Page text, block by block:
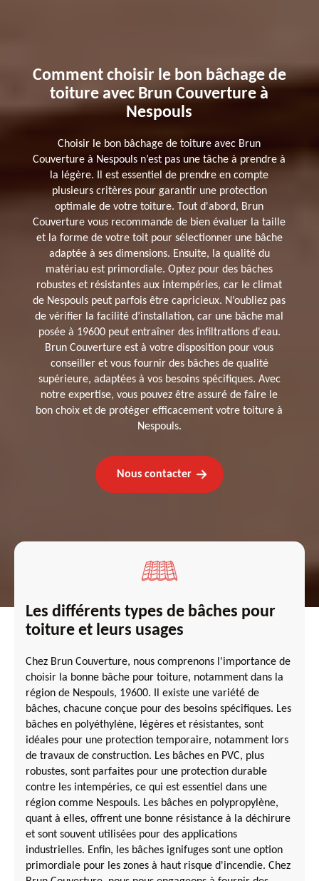
Comment choisir le bon bâchage de
toiture avec Brun Couverture à
Nespouls
Choisir le bon bâchage de toiture avec Brun
Couverture à Nespouls n’est pas une tâche à prendre à
la légère. Il est essentiel de prendre en compte
plusieurs critères pour garantir une protection
optimale de votre toiture. Tout d'abord, Brun
Couverture vous recommande de bien évaluer la taille
et la forme de votre toit pour sélectionner une bâche
adaptée à ses dimensions. Ensuite, la qualité du
matériau est primordiale. Optez pour des bâches
robustes et résistantes aux intempéries, car le climat
de Nespouls peut parfois être capricieux. N’oubliez pas
de vérifier la facilité d’installation, car une bâche mal
posée à 19600 peut entraîner des infiltrations d'eau.
Brun Couverture est à votre disposition pour vous
conseiller et vous fournir des bâches de qualité
supérieure, adaptées à vos besoins spécifiques. Avec
notre expertise, vous pouvez être assuré de faire le
bon choix et de protéger efficacement votre toiture à
Nespouls.
Nous contacter
Les différents types de bâches pour
toiture et leurs usages
Chez Brun Couverture, nous comprenons l'importance de
choisir la bonne bâche pour toiture, notamment dans la
région de Nespouls, 19600. Il existe une variété de
bâches, chacune conçue pour des besoins spécifiques. Les
bâches en polyéthylène, légères et résistantes, sont
idéales pour une protection temporaire, notamment lors
de travaux de construction. Les bâches en PVC, plus
robustes, sont parfaites pour une protection durable
contre les intempéries, ce qui est essentiel dans une
région comme Nespouls. Les bâches en polypropylène,
quant à elles, offrent une bonne résistance à la déchirure
et sont souvent utilisées pour des applications
industrielles. Enfin, les bâches ignifuges sont une option
primordiale pour les zones à haut risque d'incendie. Chez